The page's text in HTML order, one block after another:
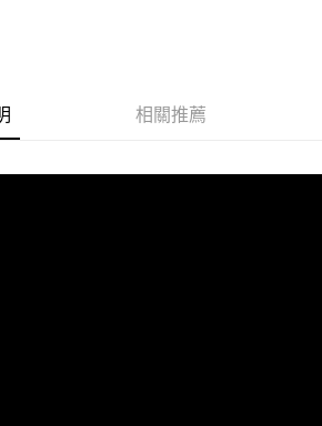
含以上)免運費相關推薦